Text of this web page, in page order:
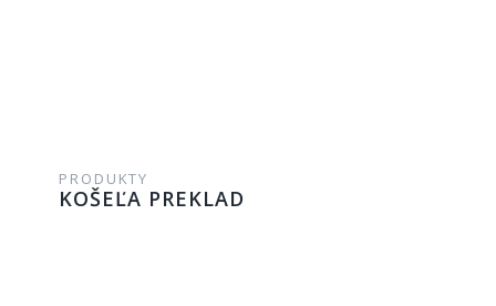
PRODUKTY
KOŠEĽA PREKLAD